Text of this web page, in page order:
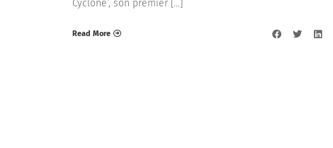
Cyclone’, son premier […]
Read More